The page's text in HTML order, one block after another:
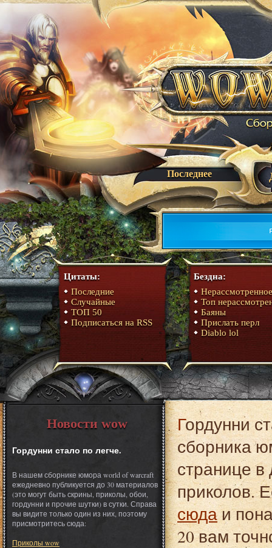
Последнее
Цитаты:
Последние
Случайные
ТОП 50
Подписаться на RSS
Бездна:
Нерассмотренное
Топ
Баяны
Прислать перл
Diablo lol
Новости wow
Гордунни стало по легче.
В нашем сборнике юмора world of warcraft
ежедневно публикуется до 30 материалов
(это могут быть скрины, приколы, обои,
гордунни и прочие шутки) в сутки. Справа
вы видите только один из них, поэтому
присмотритесь сюда:
Приколы wow
Гордунни стало по легче. Это один из материалов
сборника
странице в
приколов.
сюдаи
20 вам